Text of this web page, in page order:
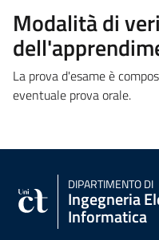
Modalità di
La prova d'esame è
eventuale prova orale.
DIPARTIMENTO DI
Ingegneria
Informatica